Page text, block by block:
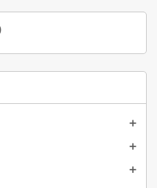
add
add
add